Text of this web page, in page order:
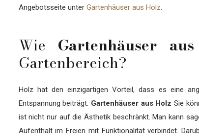
Angebotsseite unter Gartenhäuser aus Holz.
Wie Gartenhäuser
Gartenbereich?
Holz hat den einzigartigen Vorteil, dass es eine
Entspannung beiträgt. Gartenhäuser aus Holz Sie
ist nicht nur auf die Ästhetik beschränkt. Man kann
Aufenthalt im Freien mit Funktionalität verbindet.